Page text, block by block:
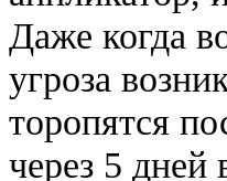
Даже когда
угроза
торопятся
через 5